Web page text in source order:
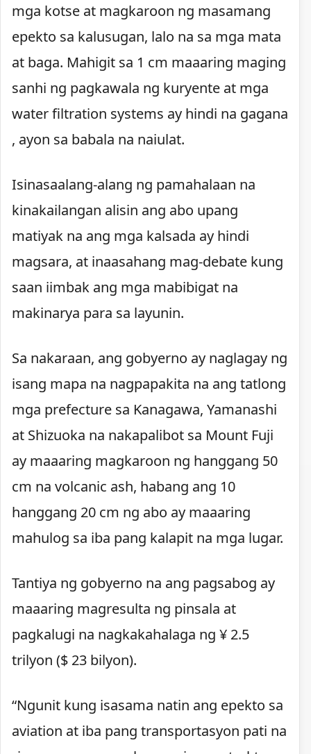
mga kotse at magkaroon ng masamang
epekto sa kalusugan, lalo na sa mga mata
at baga. Mahigit sa 1 cm maaaring maging
sanhi ng pagkawala ng kuryente at mga
water filtration systems ay hindi na gagana
, ayon sa babala na naiulat.
Isinasaalang-alang ng pamahalaan na
kinakailangan alisin ang abo upang
matiyak na ang mga kalsada ay hindi
magsara, at inaasahang mag-debate kung
saan iimbak ang mga mabibigat na
makinarya para sa layunin.
Sa nakaraan, ang gobyerno ay naglagay ng
isang mapa na nagpapakita na ang tatlong
mga prefecture sa Kanagawa, Yamanashi
at Shizuoka na nakapalibot sa Mount Fuji
ay maaaring magkaroon ng hanggang 50
cm na volcanic ash, habang ang 10
hanggang 20 cm ng abo ay maaaring
mahulog sa iba pang kalapit na mga lugar.
Tantiya ng gobyerno na ang pagsabog ay
maaaring magresulta ng pinsala at
pagkalugi na nagkakahalaga ng ¥ 2.5
trilyon ($ 23 bilyon).
“Ngunit kung isasama natin ang epekto sa
aviation at iba pang transportasyon pati na